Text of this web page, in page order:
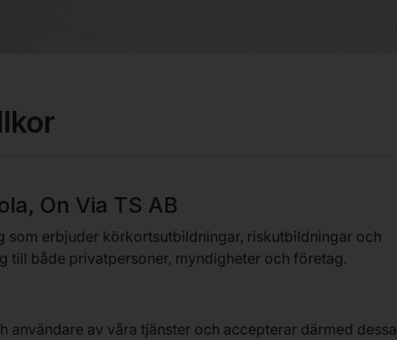
On Via TS AB
som erbjuder körkortsutbildningar, riskutbildningar och
till både privatpersoner, myndigheter och företag.
av våra tjänster och accepterar därmed dessa